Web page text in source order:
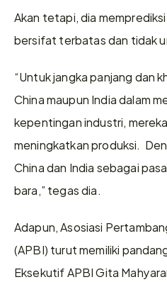
Akan tetapi, dia
bersifat terbatas dan tidak
“Untuk jangka panjang dan
China maupun India dalam
kepentingan industri,
meningkatkan produksi.
China dan India sebagai
bara,” tegas dia.
Adapun, Asosiasi
(APBI) turut memiliki
Eksekutif APBI Gita